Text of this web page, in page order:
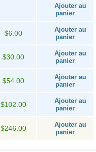
Ajouter au
panier
$6.00
Ajouter au
panier
$30.00
Ajouter au
panier
$54.00
Ajouter au
panier
$102.00
Ajouter au
panier
$246.00
Ajouter au
panier